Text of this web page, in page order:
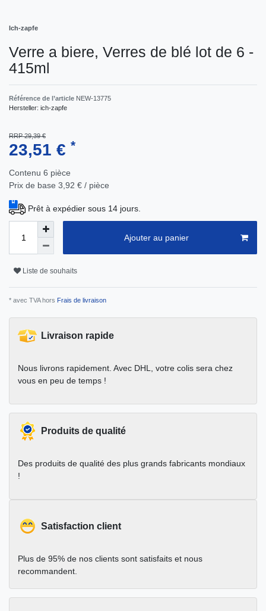
Ich-zapfe
Verre a biere, Verres de blé lot de 6 -
415ml
Référence de l’article NEW-13775
Hersteller: ich-zapfe
RRP 29,39 €
23,51 € *
Contenu 6 pièce
Prix de base 3,92 € / pièce
Prêt à expédier sous 14 jours.
Ajouter au panier
Liste de souhaits
* avec TVA hors Frais de livraison
Livraison rapide
Nous livrons rapidement. Avec DHL, votre colis sera chez
vous en peu de temps !
Produits de qualité
Des produits de qualité des plus grands fabricants mondiaux
!
Satisfaction client
Plus de 95% de nos clients sont satisfaits et nous
recommandent.